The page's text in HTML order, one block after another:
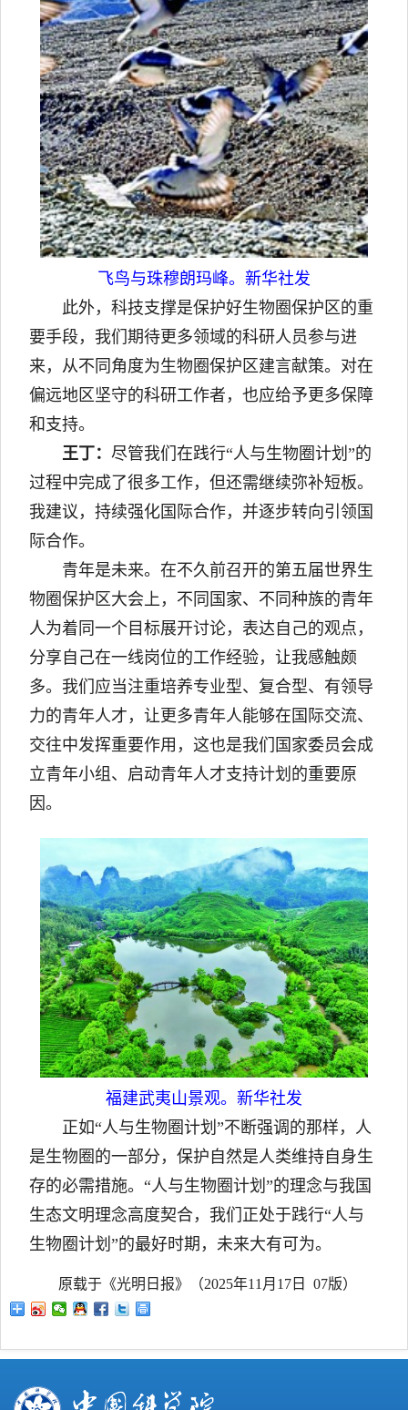
飞鸟与珠穆朗玛峰。新华社发
此外，科技支撑是保护好生物圈保护区的重
要手段，我们期待更多领域的科研人员参与进
来，从不同角度为生物圈保护区建言献策。对在
偏远地区坚守的科研工作者，也应给予更多保障
和支持。
王丁：尽管我们在践行“人与生物圈计划”的
过程中完成了很多工作，但还需继续弥补短板。
我建议，持续强化国际合作，并逐步转向引领国
际合作。
青年是未来。在不久前召开的第五届世界生
物圈保护区大会上，不同国家、不同种族的青年
人为着同一个目标展开讨论，表达自己的观点，
分享自己在一线岗位的工作经验，让我感触颇
多。我们应当注重培养专业型、复合型、有领导
力的青年人才，让更多青年人能够在国际交流、
交往中发挥重要作用，这也是我们国家委员会成
立青年小组、启动青年人才支持计划的重要原
因。
福建武夷山景观。新华社发
正如“人与生物圈计划”不断强调的那样，人
是生物圈的一部分，保护自然是人类维持自身生
存的必需措施。“人与生物圈计划”的理念与我国
生态文明理念高度契合，我们正处于践行“人与
生物圈计划”的最好时期，未来大有可为。
原载于《光明日报》（2025年11月17日 07版）